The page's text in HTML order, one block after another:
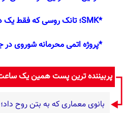
*SMK؛ تانک روسی که فقط یک دستگاه از آن تولید شد!(+تصاویر)
*پروژه اتمی محرمانه شوروی
پربیننده ترین پست همین یک
بانوی معماری که به بتن روح داد؛